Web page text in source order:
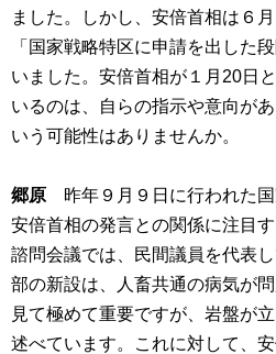
ました。しかし、安倍首相は６
「国家戦略特区に申請を出した
いました。安倍首相が１月20日
いるのは、自らの指示や意向が
いう可能性はありませんか。
郷原 昨年９月９日に行われた
安倍首相の発言との関係に注目
諮問会議では、民間議員を代表
部の新設は、人畜共通の病気が
見て極めて重要ですが、岩盤が
述べています。これに対して、